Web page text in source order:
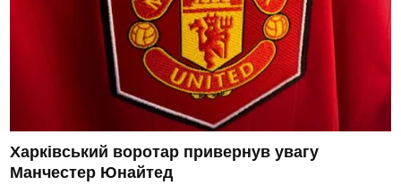
Харківський воротар привернув увагу
Манчестер Юнайтед